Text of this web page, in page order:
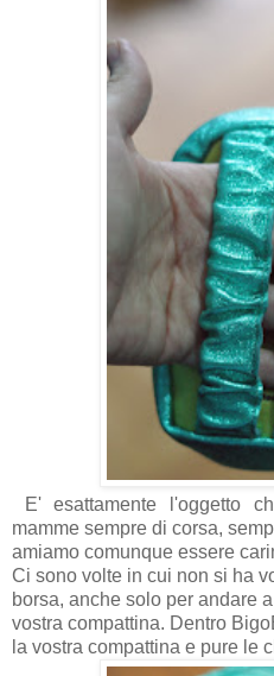
E' esattamente l'oggetto
mamme sempre di corsa,
amiamo comunque essere
Ci sono volte in cui non si ha
borsa, anche solo per andare
vostra compattina. Dentro
la vostra compattina e pure le